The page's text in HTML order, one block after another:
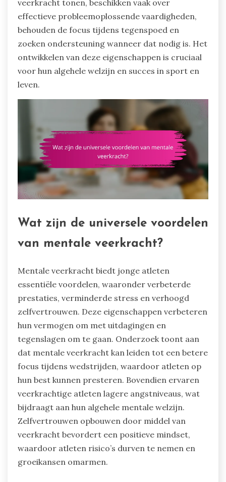
veerkracht tonen, beschikken vaak over
effectieve probleemoplossende vaardigheden,
behouden de focus tijdens tegenspoed en
zoeken ondersteuning wanneer dat nodig is. Het
ontwikkelen van deze eigenschappen is cruciaal
voor hun algehele welzijn en succes in sport en
leven.
Wat zijn de universele voordelen
van mentale veerkracht?
Mentale veerkracht biedt jonge atleten
essentiële voordelen, waaronder verbeterde
prestaties, verminderde stress en verhoogd
zelfvertrouwen. Deze eigenschappen verbeteren
hun vermogen om met uitdagingen en
tegenslagen om te gaan. Onderzoek toont aan
dat mentale veerkracht kan leiden tot een betere
focus tijdens wedstrijden, waardoor atleten op
hun best kunnen presteren. Bovendien ervaren
veerkrachtige atleten lagere angstniveaus, wat
bijdraagt aan hun algehele mentale welzijn.
Zelfvertrouwen opbouwen door middel van
veerkracht bevordert een positieve mindset,
waardoor atleten risico’s durven te nemen en
groeikansen omarmen.